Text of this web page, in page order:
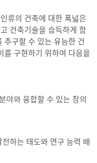
류의 건축에 대한 폭넓은
건축기술을 습득하게 함
구할 수 있는 유능한 건
를 구현하기 위하여 다음을
야와 융합할 수 있는 창의
하는 태도와 연구 능력 배